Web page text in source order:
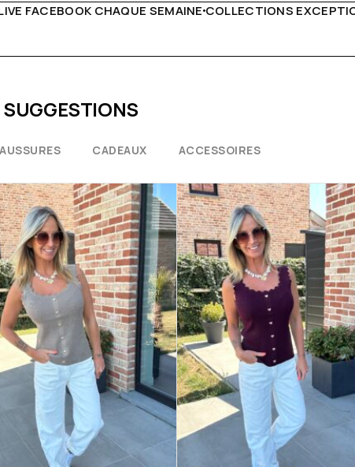
EXCEPTIONNELLESCONSEILS DE STYLE PAR
SUGGESTIONS
CADEAUX ACCESSOIRES